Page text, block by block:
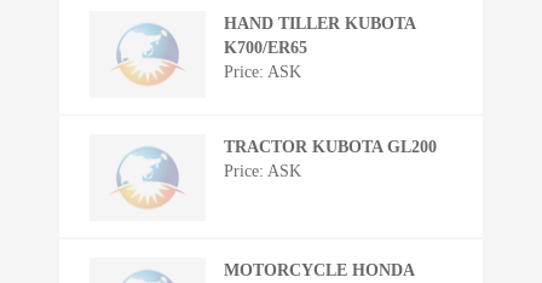
HAND TILLER KUBOTA
K700/ER65
Price: ASK
TRACTOR KUBOTA GL200
Price: ASK
MOTORCYCLE HONDA